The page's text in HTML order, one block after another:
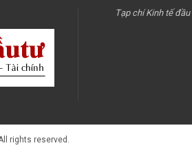
Tạp chí Kinh tế
rights reserved.